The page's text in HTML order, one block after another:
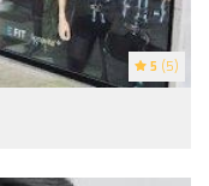
5 (5)